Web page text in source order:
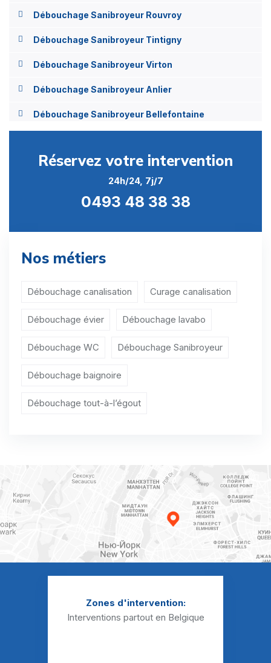
Débouchage Sanibroyeur Rouvroy
Débouchage Sanibroyeur Tintigny
Débouchage Sanibroyeur Virton
Débouchage Sanibroyeur Anlier
Débouchage Sanibroyeur Bellefontaine
Débouchage Sanibroyeur Buzenol
Débouchage Sanibroyeur Chantemelle
Débouchage Sanibroyeur Chiny
Débouchage Sanibroyeur Dampicourt
Débouchage Sanibroyeur Houdemont
Débouchage Sanibroyeur Izel
Débouchage Sanibroyeur Jamoigne
Débouchage Sanibroyeur Lacuisine
Réservez votre intervention
24h/24, 7j/7
0493 48 38 38
Nos métiers
Débouchage canalisation Curage canalisation
Débouchage évier Débouchage lavabo
Débouchage WC Débouchage Sanibroyeur
Débouchage baignoire
Débouchage tout-à-l’égout
Zones d'intervention:
Interventions partout en Belgique